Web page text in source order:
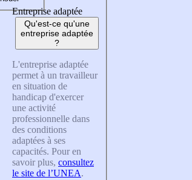
Entreprise adaptée
Qu'est-ce qu'une
entreprise adaptée
?
L'entreprise adaptée
permet à un travailleur
en situation de
handicap d'exercer
une activité
professionnelle dans
des conditions
adaptées à ses
capacités. Pour en
savoir plus, consultez
le site de l’UNEA.